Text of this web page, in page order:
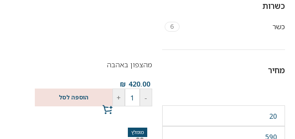
כשרות
כשר 6
מחיר
מהצפון באהבה
420.00
₪
-
+ הוספה לסל
מומלץ